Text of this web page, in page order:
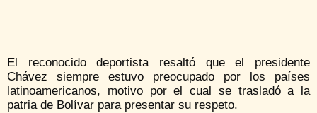
El reconocido deportista resaltó que el presidente
Chávez siempre estuvo preocupado por los países
latinoamericanos, motivo por el cual se trasladó a la
patria de Bolívar para presentar su respeto.